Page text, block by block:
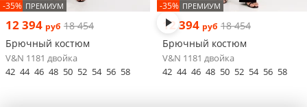
-35% ПРЕМИУМ
12 394 руб 18 454
Брючный костюм
V&N 1181 двойка
42 44 46 48 50 52 54 56 58
-35% ПРЕМИУМ
12 394 руб 18 454
Брючный костюм
V&N 1181 двойка
42 44 46 48 50 52 54 56 58